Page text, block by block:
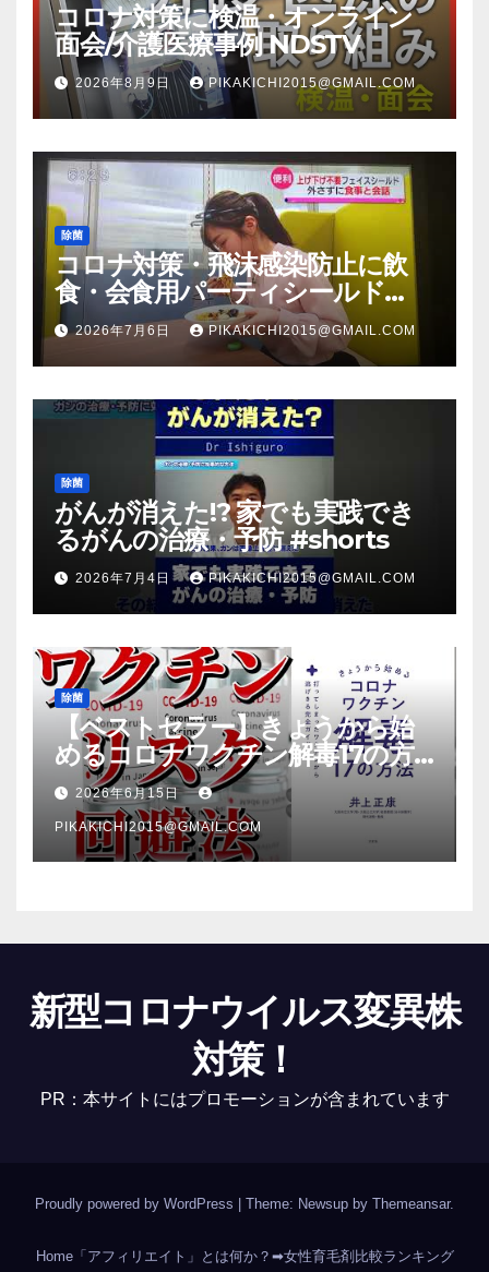
コロナ対策に検温・オンライン
面会/介護医療事例 NDSTV
2026年8月9日 PIKAKICHI2015@GMAIL.COM
除菌
コロナ対策・飛沫感染防止に飲
食・会食用パーティシールド
（マスク会食代替品）ＦＢＣ福井
放送のＴＶ番組での紹介映像
2026年7月6日 PIKAKICHI2015@GMAIL.COM
除菌
がんが消えた!? 家でも実践でき
るがんの治療・予防 #shorts
2026年7月4日 PIKAKICHI2015@GMAIL.COM
除菌
【ベストセラー】きょうから始
めるコロナワクチン解毒17の方
法【本要約】
2026年6月15日
PIKAKICHI2015@GMAIL.COM
新型コロナウイルス変異株
対策！
PR：本サイトにはプロモーションが含まれています
Proudly powered by WordPress | Theme: Newsup by Themeansar.
Home「アフィリエイト」とは何か？ ➡女性育毛剤比較ランキング